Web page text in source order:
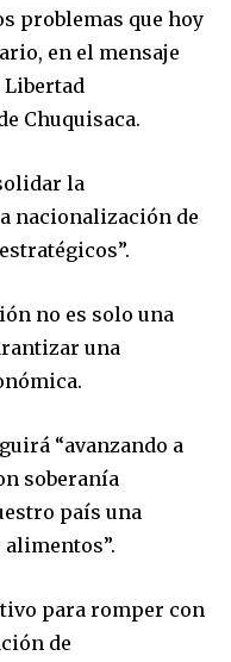
problemas que hoy
en el mensaje
Libertad
Chuquisaca.
la
nacionalización de
no es solo una
una
“avanzando a
soberanía
país una
para romper con
de